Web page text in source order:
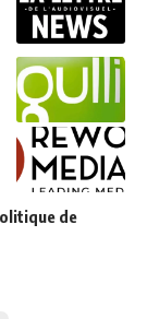
de